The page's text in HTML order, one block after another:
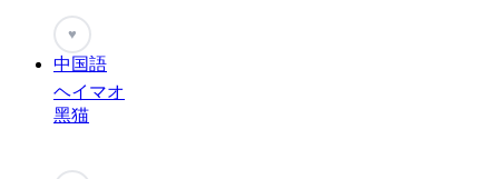
♥
中国語
ヘイマオ
黑猫